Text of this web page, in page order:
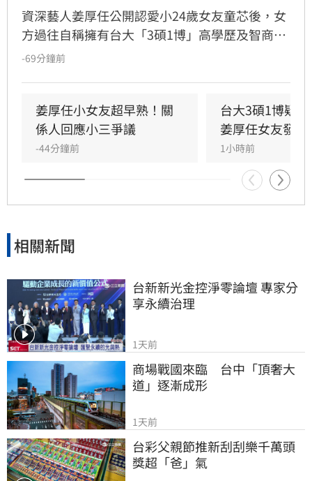
資深藝人姜厚任公開認愛小24歲女友童芯後，女
方過往自稱擁有台大「3碩1博」高學歷及智商
146等背景引發外界高度質疑。童芯日前於社群
件，導致話題持續發酵，網友針對其學歷真實性
仍存有諸多疑問。面對女友身陷輿論風波，姜厚
任展現力挺態度，笑稱兩人的戀情已像偵探片，
-69分鐘前
姜厚任小女友超早熟！關
係人回應小三爭議
-44分鐘前
台大3碩1博疑
姜厚任女友發聲
1小時前
相關新聞
台新新光金控淨零論壇 專家分
享永續治理
1天前
商場戰國來臨　台中「頂奢大
道」逐漸成形
1天前
台彩父親節推新刮刮樂千萬頭
獎超「爸」氣